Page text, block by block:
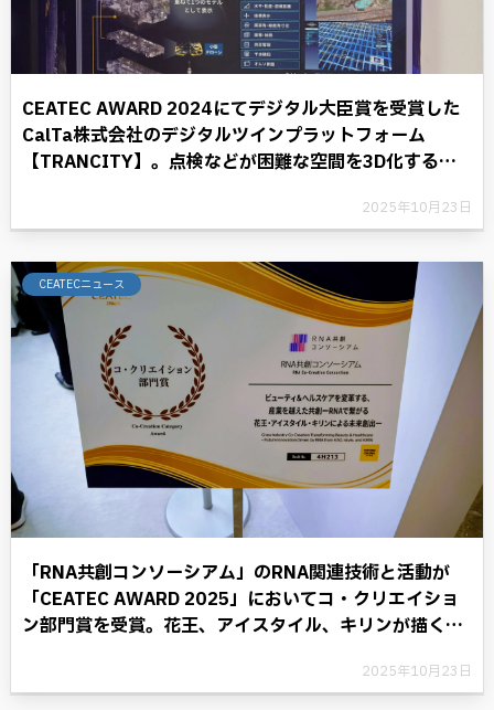
CEATEC AWARD 2024にてデジタル大臣賞を受賞した
CalTa株式会社のデジタルツインプラットフォーム
【TRANCITY】。点検などが困難な空間を3D化するこ
2025年10月23日
CEATECニュース
「RNA共創コンソーシアム」のRNA関連技術と活動が
「CEATEC AWARD 2025」においてコ・クリエイショ
ン部門賞を受賞。花王、アイスタイル、キリンが描く
2025年10月23日